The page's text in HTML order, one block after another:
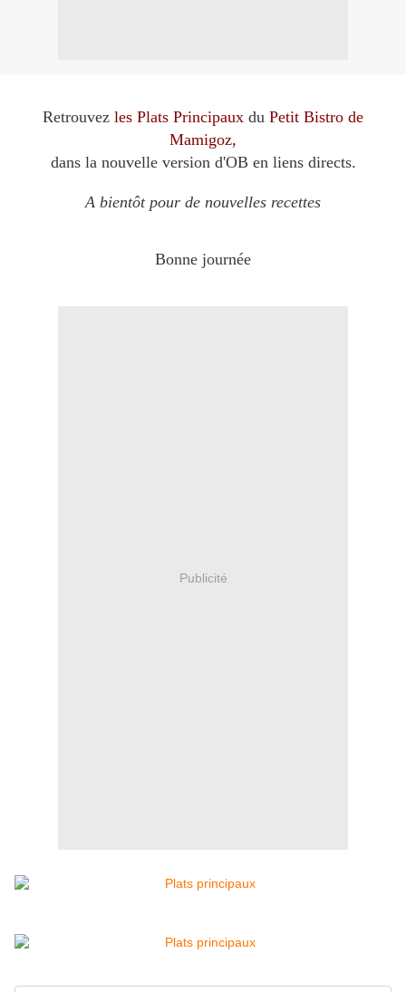
Retrouvez les Plats Principaux du Petit Bistro de
Mamigoz,
dans la nouvelle version d'OB en liens directs.
A bientôt pour de nouvelles recettes
Bonne journée
Publicité